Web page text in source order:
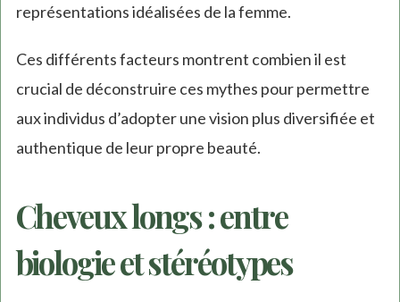
représentations idéalisées de la femme.
Ces différents facteurs montrent combien il est
crucial de déconstruire ces mythes pour permettre
aux individus d’adopter une vision plus diversifiée et
authentique de leur propre beauté.
Cheveux longs : entre
biologie et stéréotypes